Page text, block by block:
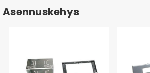
Asennuskehys